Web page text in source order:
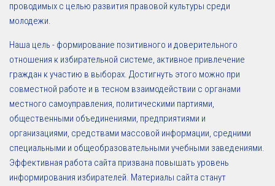
проводимых с целью развития правовой культуры среди
молодежи.
Наша цель - формирование позитивного и доверительного
отношения к избирательной системе, активное привлечение
граждан к участию в выборах. Достигнуть этого можно при
совместной работе и в тесном взаимодействии с органами
местного самоуправления, политическими партиями,
общественными объединениями, предприятиями и
организациями, средствами массовой информации, средними
специальными и общеобразовательными учебными заведениями.
Эффективная работа сайта призвана повышать уровень
информирования избирателей. Материалы сайта станут